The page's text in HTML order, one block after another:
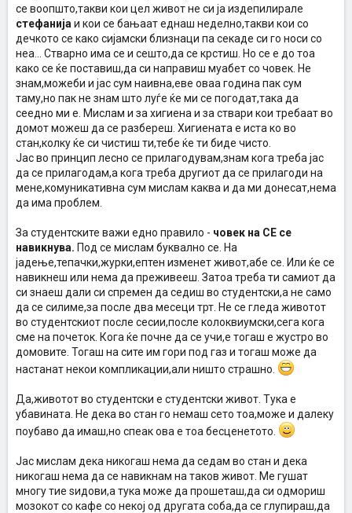
се воопшто,такви кои цел живот не си ја издепилирале
стефанија и кои се бањаат еднаш неделно,такви кои со
дечкото се како сијамски близнаци па секаде си го носи со
неа... Стварно има се и сешто,да се крстиш. Но се е до тоа
како се ќе поставиш,да си направиш муабет со човек. Не
знам,можеби и јас сум наивна,еве оваа година пак сум
таму,но пак не знам што луѓе ќе ми се погодат,така да
сеедно ми е. Мислам и за хигиена и за ствари кои требаат во
домот можеш да се разбереш. Хигиената е иста ко во
стан,колку ќе си чистиш ти,тебе ќе ти биде чисто.
Јас во принцип лесно се прилагодувам,знам кога треба јас
да се прилагодам,а кога треба другиот да се прилагоди на
мене,комуникативна сум мислам каква и да ми донесат,нема
да има проблем.
За студентските важи едно правило - човек на СЕ се
навикнува. Под се мислам буквално се. На
јадење,тепачки,журки,ептен изменет живот,абе се. Или ќе се
навикнеш или нема да преживееш. Затоа треба ти самиот да
си знаеш дали си спремен да седиш во студентски,а не само
да се силиме,за после два месеци трт. Не се гледа животот
во студентскиот после сесии,после колоквиумски,сега кога
сме на почеток. Кога ќе почне да се учи,е тогаш е жустро во
домовите. Тогаш на сите им гори под газ и тогаш може да
настанат некои компликации,али ништо страшно.
Да,животот во студентски е студентски живот. Тука е
убавината. Не дека во стан го немаш сето тоа,може и далеку
поубаво да имаш,но спеак ова е тоа бесценетото.
Јас мислам дека никогаш нема да седам во стан и дека
никогаш нема да се навикнам на таков живот. Ме гушат
многу тие ѕидови,а тука може да прошеташ,да си одмориш
мозокот со кафе со некој од другата соба,да се глупираш,да